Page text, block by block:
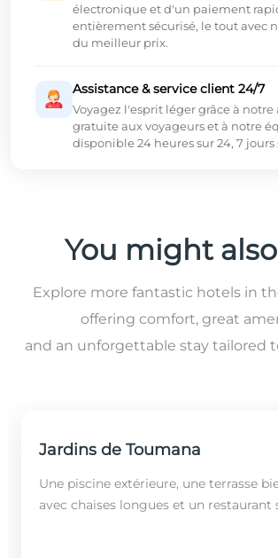
électronique et d'un paiement
entièrement sécurisé, le tout avec
du meilleur prix.
Assistance & service client 24/7
Voyagez l'esprit léger grâce à notre
gratuite aux voyageurs et à notre
disponible 24 heures sur 24, 7 jours
You might
Explore more fantastic hotels in
offering comfort, great
and an unforgettable stay tailored
Jardins de Toumana
Une piscine extérieure, une terrasse
avec chaises longues et un restaurant